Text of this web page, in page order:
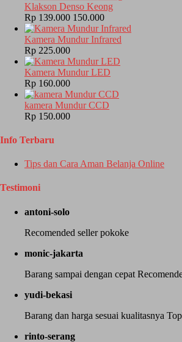
Klakson Denso Keong
Rp 139.000 150.000
Kamera Mundur Infrared
Rp 225.000
Kamera Mundur LED
Rp 160.000
kamera Mundur CCD
Rp 150.000
Info Terbaru
Tips dan Cara Aman Belanja Online
Testimoni
antoni-solo
Recomended seller pokoke
monic-jakarta
Barang sampai dengan cepat
yudi-bekasi
Barang dan harga sesuai kualitasnya
rinto-serang